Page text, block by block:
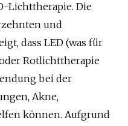
Lichttherapie. Die
und
dass LED (was für
Rotlichttherapie
bei der
Akne,
können. Aufgrund